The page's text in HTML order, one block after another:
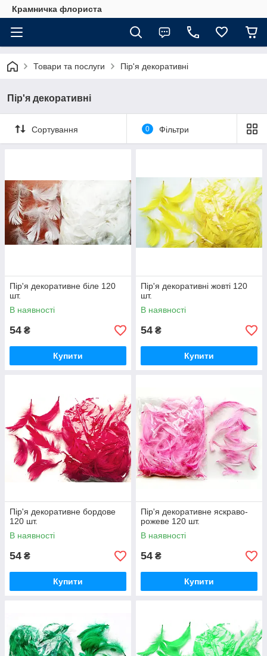
Крамничка флориста
Товари та послуги Пір'я декоративні
Пір'я декоративні
Сортування 0 Фільтри
Пір'я декоративне біле 120
шт.
В наявності
54 ₴
Купити
Пір'я декоративні жовті 120
шт.
В наявності
54 ₴
Купити
Пір'я декоративне бордове
120 шт.
В наявності
54 ₴
Купити
Пір'я декоративне яскраво-
рожеве 120 шт.
В наявності
54 ₴
Купити